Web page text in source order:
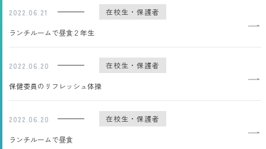
2022.06.21 在校生・保護者
ランチルームで昼食２年生
2022.06.20 在校生・保護者
保健委員のリフレッシュ体操
2022.06.20 在校生・保護者
ランチルームで昼食